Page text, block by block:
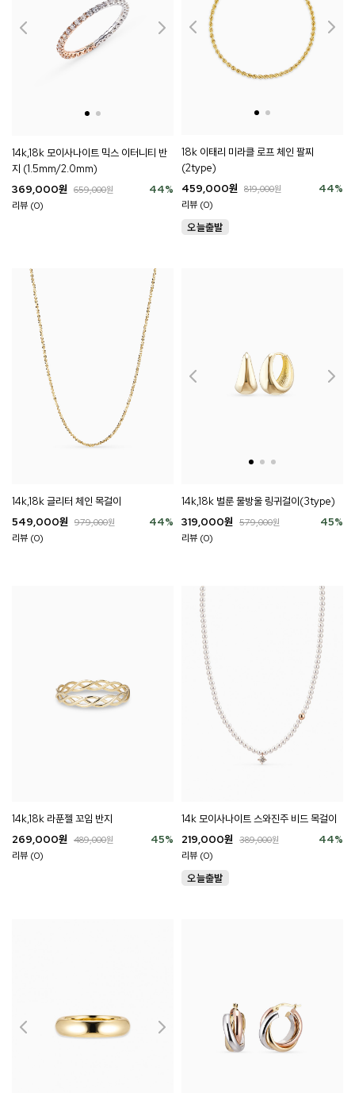
14k,18k 모이사나이트 믹스 이터니티 반
지 (1.5mm/2.0mm)
44%
369,000원 659,000원
리뷰 (0)
18k 이태리 미라클 로프 체인 팔찌
(2type)
44%
459,000원 819,000원
리뷰 (0)
14k,18k 글리터 체인 목걸이
44%
549,000원 979,000원
리뷰 (0)
14k,18k 벌룬 물방울 링귀걸이(3type)
45%
319,000원 579,000원
리뷰 (0)
14k,18k 라푼젤 꼬임 반지
45%
269,000원 489,000원
리뷰 (0)
14k 모이사나이트 스와진주 비드 목걸이
44%
219,000원 389,000원
리뷰 (0)